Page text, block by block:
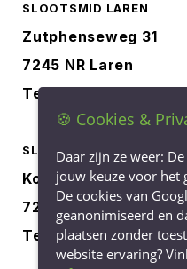
SLOOTSMID LAREN
Zutphenseweg 31
7245 NR Laren
Tel.
SLOOTSMID BORCULO
Korenbree 40a
7271 LH Borculo
Tel. 0545-745040
🍪 Cookies &
Daar zijn ze weer:
jouw keuze voor het
De cookies van
geanonimiseerd en
plaatsen zonder
website ervaring?